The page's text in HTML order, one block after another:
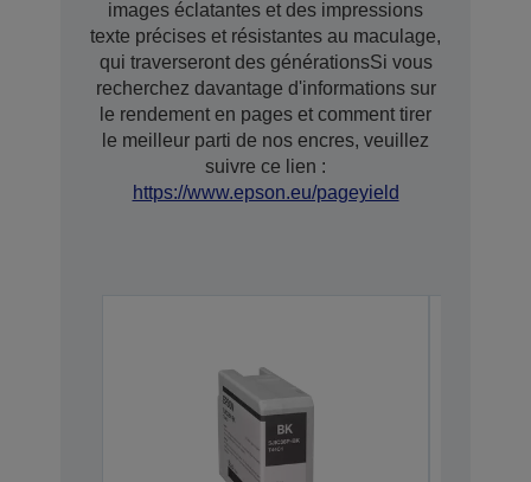
images éclatantes et des impressions
texte précises et résistantes au maculage,
qui traverseront des générationsSi vous
recherchez davantage d'informations sur
le rendement en pages et comment tirer
le meilleur parti de nos encres, veuillez
suivre ce lien :
https://www.epson.eu/pageyield